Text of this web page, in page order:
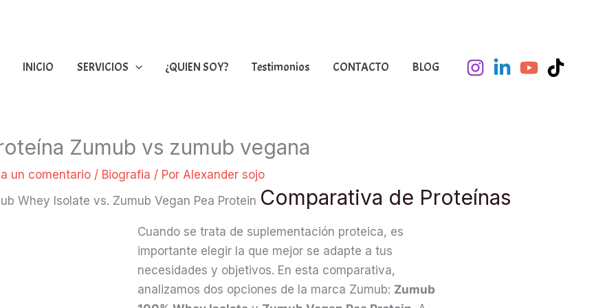
INICIO SERVICIOS ¿QUIEN SOY? Testimonios CONTACTO BLOG
Zumub vs zumub vegana
un comentario / Biografia / Por Alexander sojo
Whey Isolate vs. Zumub Vegan Pea Protein Comparativa de Proteínas
Cuando se trata de suplementación proteica, es
importante elegir la que mejor se adapte a tus
necesidades y objetivos. En esta comparativa,
analizamos dos opciones de la marca Zumub: Zumub